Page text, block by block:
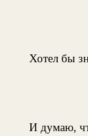
Хотел бы
И думаю,